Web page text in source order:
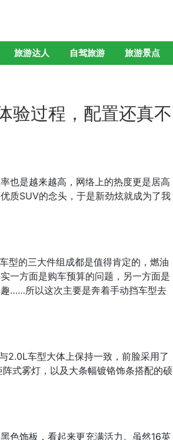
旅游达人 自驾旅游 旅游景点
验过程，配置还真不
也是越来越高，网络上的热度更是居高
质SUV的念头，于是新劲炫就成为了我
型的三大件组成都是值得肯定的，燃油
一方面是购车预算的问题，另一方面是
……所以这次主要是奔着手动挡车型去
2.0L车型大体上保持一致，前脸采用了
式雾灯，以及大条幅镀铬饰条搭配的硕
色饰板，看起来更充满活力。虽然16英